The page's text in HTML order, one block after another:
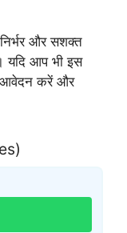
और सशक्त
यदि आप भी इस
आवेदन करें और